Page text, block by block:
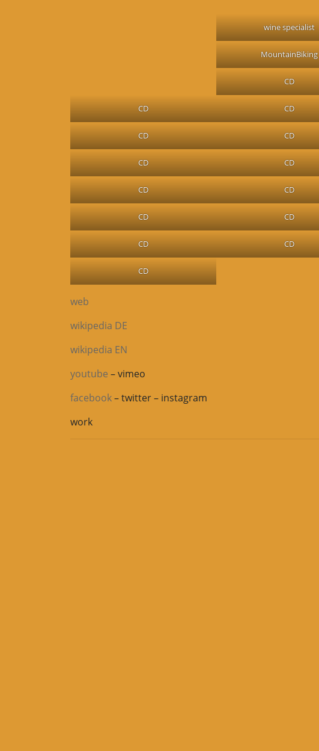
wine specialist
MountainBiking
CD
CD CD
CD CD
CD CD
CD CD
CD CD
CD CD
CD
web
wikipedia DE
wikipedia EN
youtube – vimeo
facebook– twitter – instagram
work